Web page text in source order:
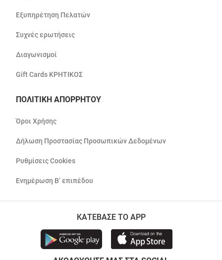
Εξυπηρέτηση Πελατών
Συχνές ερωτήσεις
Διαγωνισμοί
Gift Cards ΚΡΗΤΙΚΟΣ
ΠΟΛΙΤΙΚΗ ΑΠΟΡΡΗΤΟΥ
Όροι Χρήσης
Δήλωση Προστασίας Προσωπικών Δεδομένων
Ρυθμίσεις Cookies
Ενημέρωση Β’ επιπέδου
ΚΑΤΕΒΑΣΕ ΤΟ APP